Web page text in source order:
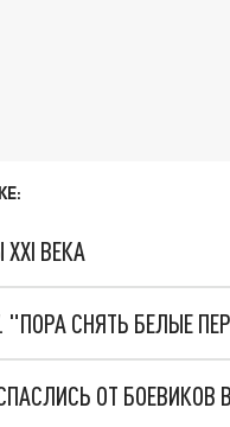
ВЕКА
СНЯТЬ БЕЛЫЕ
ОТ